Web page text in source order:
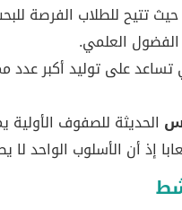
حيث تتيح للطلاب
الفضول العلمي.
على توليد أكبر
الحديثة للصفوف
إذ أن الأسلوب الواحد